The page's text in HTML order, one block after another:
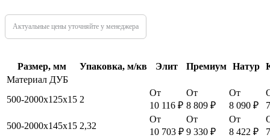
Актуальные цены уточняйте у менеджера
Размер, мм Упаковка, м/кв Элит Премиум Натур
Материал ДУБ
500-2000х125х15 2
От
10 116 ₽
От
8 809 ₽
От
8 090 ₽
500-2000х145х15 2,32
От
10 703 ₽
От
9 330 ₽
От
8 422 ₽